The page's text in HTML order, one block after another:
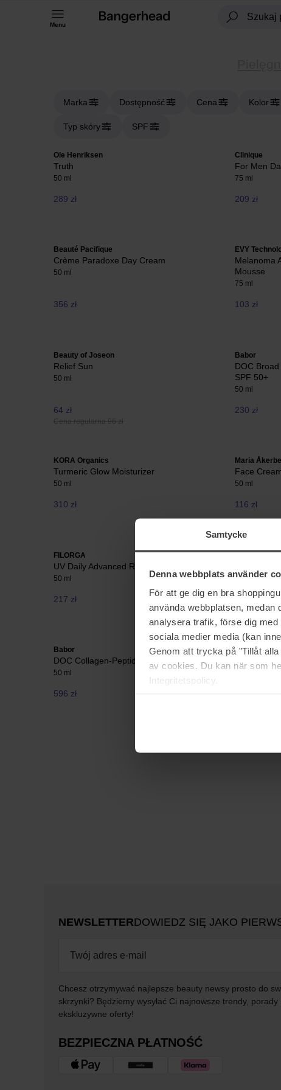
Samtycke
Denna webbplats använder
För att ge dig en bra
använda webbplatsen,
analysera trafik, förse dig
sociala medier media (kan
Genom att trycka på "Tillåt
av cookies. Du kan när som
Integritetspolicy.
Menu
Marka Dostępność Cena Kolor
Typ skóry SPF
Ole Henriksen
Truth
50 ml
289 zł
Clinique
For Men
75 ml
209 zł
Beauté Pacifique
Crème Paradoxe Day Cream
50 ml
356 zł
EVY
Melanoma
Mousse
75 ml
103 zł
Beauty of Joseon
Relief Sun
50 ml
64 zł
Cena regularna 96 zł
Babor
DOC
SPF 50+
50 ml
230 zł
KORA Organics
Turmeric Glow Moisturizer
50 ml
310 zł
Maria
Face
50 ml
116 zł
FILORGA
UV Daily Advanced Repair
50 ml
217 zł
Dermaceutic
30 ml
308 zł
Babor
DOC Collagen-Peptide Booster Cream
50 ml
596 zł
The Ordinary
Azelaic
NEWSLETTERDOWIEDZ SIĘ JAKO
Chcesz otrzymywać najlepsze beauty newsy prosto do
skrzynki? Będziemy wysyłać Ci najnowsze trendy, porady i
ekskluzywne oferty!
BEZPIECZNA PŁATNOŚĆ